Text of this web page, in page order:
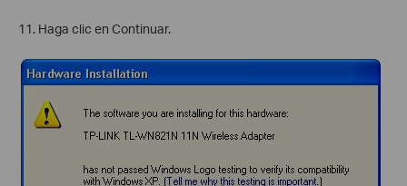
11. Haga clic en Continuar.